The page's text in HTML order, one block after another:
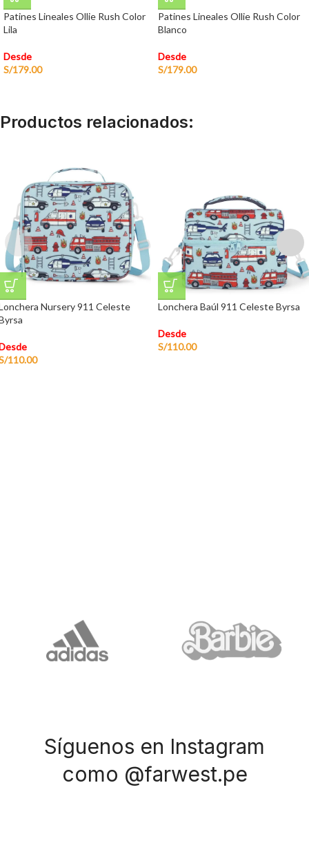
Patines Lineales Ollie Rush Color
Lila
Desde
S/179.00
Patines Lineales Ollie Rush Color
Blanco
Desde
S/179.00
Productos relacionados:
Nursery 911 Celeste
110.00
Lonchera Baúl 911 Celeste Byrsa
Desde
S/110.00
Síguenos en Instagram
como @farwest.pe